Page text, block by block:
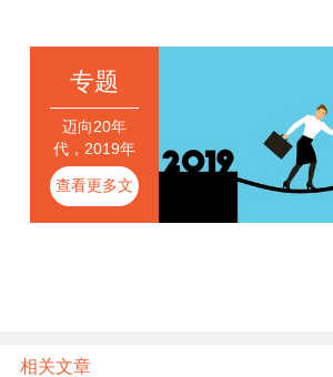
专题
迈向20年
代，2019年
终大盘点
查看更多文
章
相关文章